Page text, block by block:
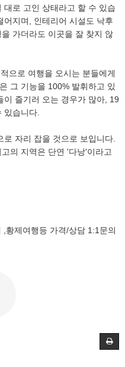
대로 고인 상태라고 할 수 있습
어지며, 인테리어 시설도 낙후
가더라도 이곳을 잘 찾지 않
으로 여행을 오시는 분들에게
그 기능을 100% 발휘하고 있
이 즐기러 오는 경우가 많아, 19
있습니다.
자리 잡을 것으로 보입니다.
의 지역은 단연 '다낭'이라고
황제여행등 가격/상담 1:1문의